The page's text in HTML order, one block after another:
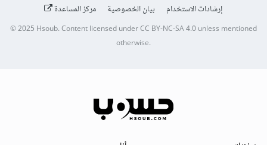
إرشادات الاستخدام
بيان الخصوصية مركز المساعدة
© 2025Hsoub.Content licensed underCC BY-NC-SA 4.0unless mentioned
otherwise.